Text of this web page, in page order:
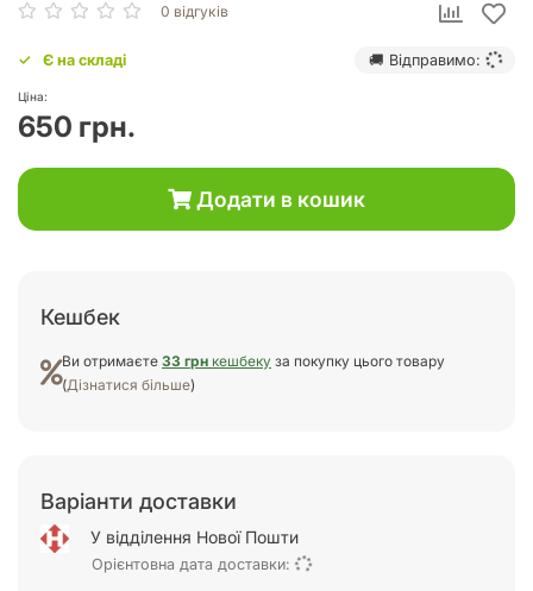
0 відгуків
Є на складі 🚚 Відправимо:
Ціна:
650 грн.
Додати в кошик
Кешбек
Ви отримаєте 33 грн кешбеку за покупку цього товару
(Дізнатися більше)
Варіанти доставки
У відділення Нової Пошти
Орієнтовна дата доставки: